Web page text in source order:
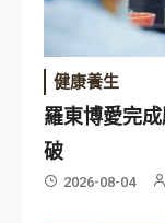
健康養生
羅東博愛完
破
2026-08-04